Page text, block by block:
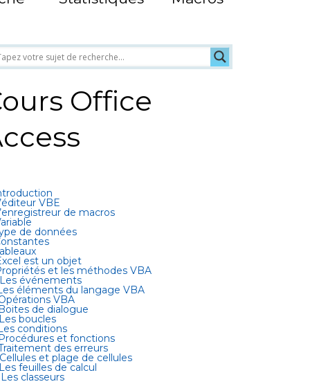
Office
VBE
de macros
de données
est un objet
et les méthodes VBA
événements
éléments du langage VBA
VBA
de dialogue
boucles
conditions
et fonctions
des erreurs
et plage de cellules
feuilles de calcul
classeurs